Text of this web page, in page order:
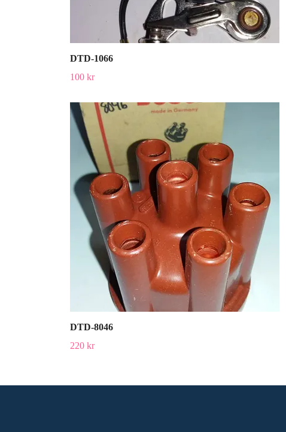
DTD-1066
100 kr
DTD-8046
220 kr